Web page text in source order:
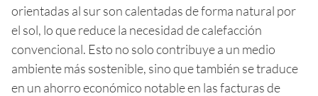
orientadas al sur son calentadas de forma natural por
el sol, lo que reduce la necesidad de calefacción
convencional. Esto no solo contribuye a un medio
ambiente más sostenible, sino que también se traduce
en un ahorro económico notable en las facturas de